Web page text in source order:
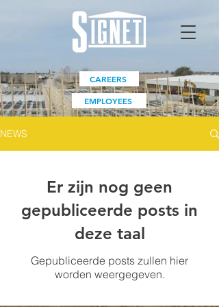
CAREERS
EMPLOYEES
NEWS
Er zijn nog geen
gepubliceerde posts in
deze taal
Gepubliceerde posts zullen hier
worden weergegeven.